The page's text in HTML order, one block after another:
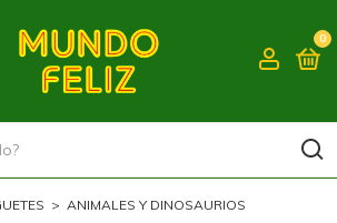
0
> ANIMALES Y DINOSAURIOS